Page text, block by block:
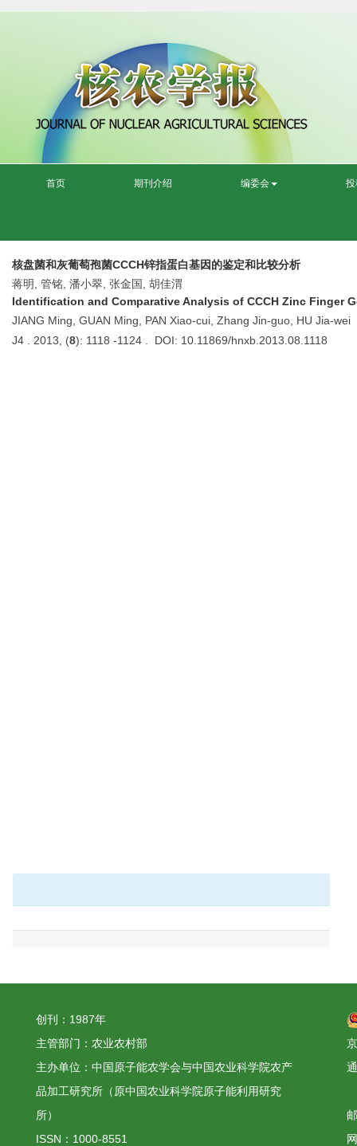
首页 期刊介绍 编委会
核盘菌和灰葡萄孢菌CCCH锌指蛋白基因的鉴定和比较分析
蒋明, 管铭, 潘小翠, 张金国, 胡佳渭
Identification and Comparative Analysis of CCCH Zinc Finger
JIANG Ming, GUAN Ming, PAN Xiao-cui, Zhang Jin-guo, HU Jia-wei
J4 . 2013, (8): 1118 -1124 . DOI: 10.11869/hnxb.2013.08.1118
创刊：1987年
主管部门：农业农村部
主办单位：中国原子能农学会与中国农业科学院农产
品加工研究所（原中国农业科学院原子能利用研究
所）
ISSN：1000-8551